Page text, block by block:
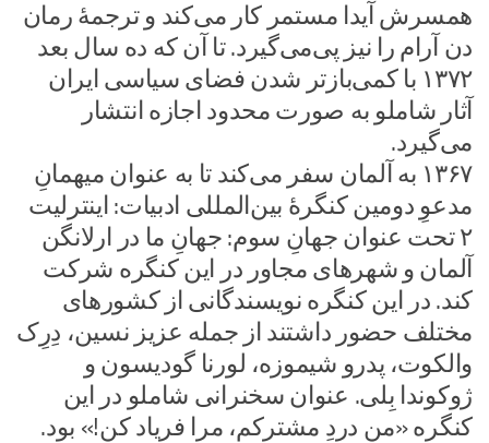
همسرش آیدا مستمر کار می‌کند و ترجمهٔ رمان
دن آرام را نیز پی‌می‌گیرد. تا آن که ده سال بعد
۱۳۷۲ با کمی‌بازتر شدن فضای سیاسی ایران
آثار شاملو به صورت محدود اجازه انتشار
می‌گیرد.
۱۳۶۷ به آلمان سفر می‌کند تا به عنوان میهمانِ
مدعوِ دومین کنگرهٔ بین‌المللی ادبیات: اینترلیت
۲ تحت عنوان جهانِ سوم: جهانِ ما در ارلانگن
آلمان و شهرهای مجاور در این کنگره شرکت
کند. در این کنگره نویسندگانی از کشورهای
مختلف حضور داشتند از جمله عزیز نسین، دِرِک
والکوت، پدرو شیموزه، لورنا گودیسون و
ژوکوندا بِلی. عنوان سخنرانی شاملو در این
کنگره «من دردِ مشترکم، مرا فریاد کن!» بود.